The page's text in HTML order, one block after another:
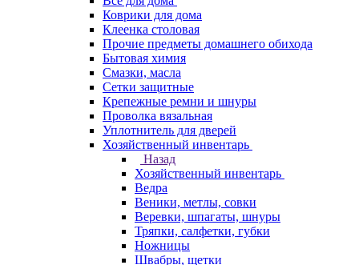
Коврики для дома
Клеенка столовая
Прочие предметы домашнего обихода
Бытовая химия
Смазки, масла
Сетки защитные
Крепежные ремни и шнуры
Проволка вязальная
Уплотнитель для дверей
Хозяйственный инвентарь
Назад
Хозяйственный инвентарь
Ведра
Веники, метлы, совки
Веревки, шпагаты, шнуры
Тряпки, салфетки, губки
Ножницы
Швабры, щетки